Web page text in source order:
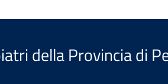
della Provincia di